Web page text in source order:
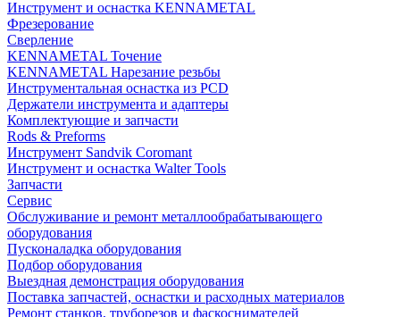
Инструмент и оснастка KENNAMETAL
Фрезерование
Сверление
KENNAMETAL Точение
KENNAMETAL Нарезание резьбы
Инструментальная оснастка из PCD
Держатели инструмента и адаптеры
Комплектующие и запчасти
Rods & Preforms
Инструмент Sandvik Coromant
Инструмент и оснастка Walter Tools
Запчасти
Сервис
Обслуживание и ремонт металлообрабатывающего
оборудования
Пусконаладка оборудования
Подбор оборудования
Выездная демонстрация оборудования
Поставка запчастей, оснастки и расходных материалов
Ремонт станков, труборезов и фаскоснимателей